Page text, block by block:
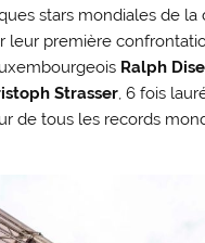
stars mondiales de la
leur première
Ralph
Strasser , 6 fois
de tous les records